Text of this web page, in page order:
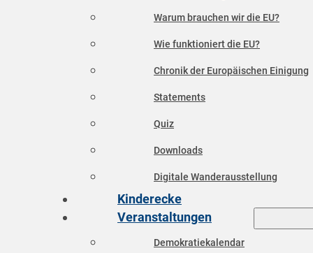
Warum brauchen wir die EU?
Wie funktioniert die EU?
Chronik der Europäischen Einigung
Statements
Quiz
Downloads
Digitale Wanderausstellung
Kinderecke
Veranstaltungen
Demokratiekalendar